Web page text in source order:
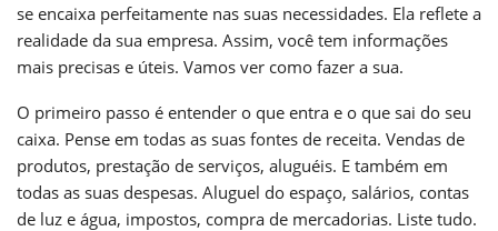
se encaixa perfeitamente nas suas necessidades. Ela reflete a
realidade da sua empresa. Assim, você tem informações
mais precisas e úteis. Vamos ver como fazer a sua.
O primeiro passo é entender o que entra e o que sai do seu
caixa. Pense em todas as suas fontes de receita. Vendas de
produtos, prestação de serviços, aluguéis. E também em
todas as suas despesas. Aluguel do espaço, salários, contas
de luz e água, impostos, compra de mercadorias. Liste tudo.